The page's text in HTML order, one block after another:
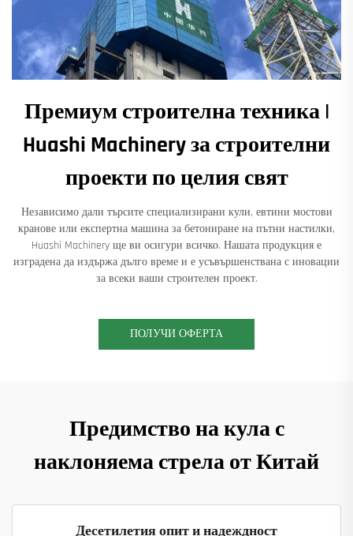
Премиум строителна техника |
Huashi Machinery за строителни
проекти по целия свят
Независимо дали търсите специализирани кули, евтини мостови
кранове или експертна машина за бетониране на пътни настилки,
Huashi Machinery ще ви осигури всичко. Нашата продукция е
изградена да издържа дълго време и е усъвършенствана с иновации
за всеки ваши строителен проект.
ПОЛУЧИ ОФЕРТА
Предимство на кула с
наклоняема стрела от Китай
Десетилетия опит и надеждност